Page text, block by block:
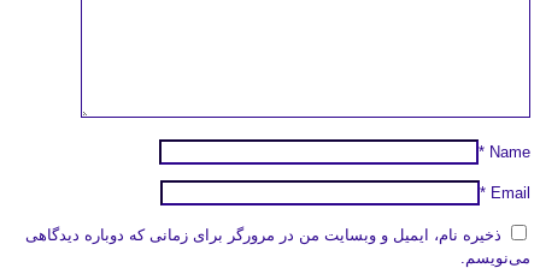
Name
*
Email
*
ذخیره نام، ایمیل و وبسایت من در مرورگر برای زمانی که دوباره دیدگاهی
می‌نویسم.